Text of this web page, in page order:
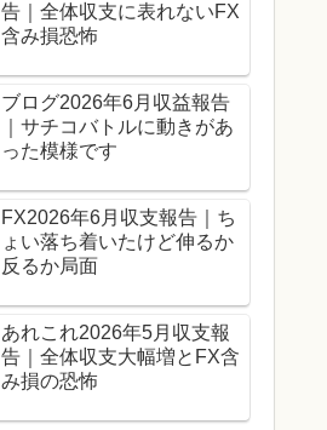
告｜全体収支に表れないFX
含み損恐怖
ブログ2026年6月収益報告
｜サチコバトルに動きがあ
った模様です
FX2026年6月収支報告｜ち
ょい落ち着いたけど伸るか
反るか局面
あれこれ2026年5月収支報
告｜全体収支大幅増とFX含
み損の恐怖